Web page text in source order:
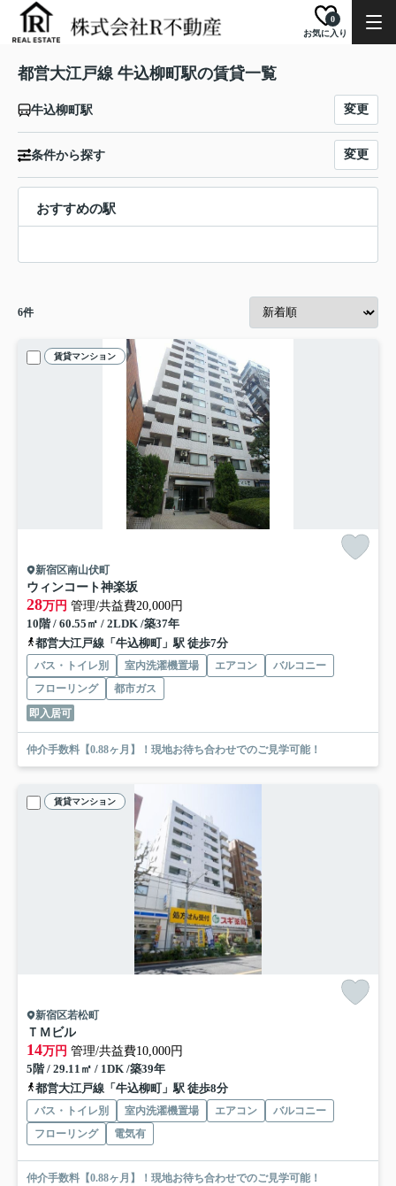
お気に入り
0
都営大江戸線 牛込柳町駅の賃貸一覧
牛込柳町駅 変更
条件から探す 変更
おすすめの駅
6件
賃貸マンション
新宿区南山伏町
ウィンコート神楽坂
28万円 管理/共益費20,000円
10階 / 60.55㎡ / 2LDK /築37年
都営大江戸線「牛込柳町」駅 徒歩7分
バス・トイレ別 室内洗濯機置場 エアコン
バルコニー
フローリング
都市ガス
即入居可
仲介手数料【0.88ヶ月】！現地お待ち合わせでのご見学可能！
賃貸マンション
新宿区若松町
ＴＭビル
14万円 管理/共益費10,000円
5階 / 29.11㎡ / 1DK /築39年
都営大江戸線「牛込柳町」駅 徒歩8分
バス・トイレ別 室内洗濯機置場 エアコン
バルコニー
フローリング
電気有
仲介手数料【0.88ヶ月】！現地お待ち合わせでのご見学可能！